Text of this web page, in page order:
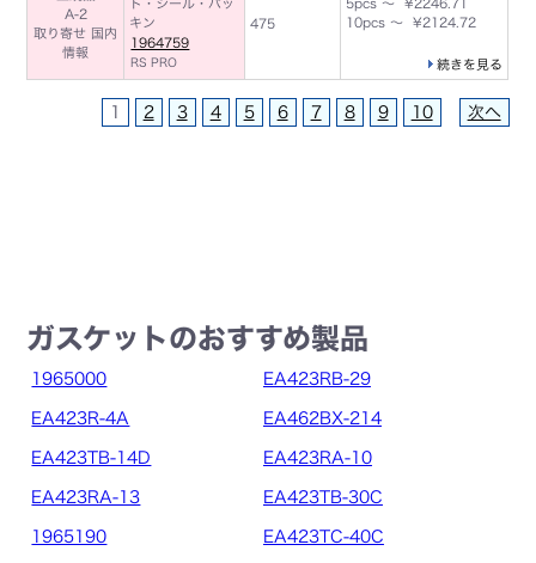
A-2
取り寄せ 国内
情報
ト・シール・パッ
キン
1964759
RS PRO
475
5pcs ～ ¥2246.71
10pcs ～ ¥2124.72
続きを見る
1 2 3 4 5 6 7 8 9 10 次へ
ガスケットのおすすめ製品
1965000 EA423RB-29
EA423R-4A EA462BX-214
EA423TB-14D EA423RA-10
EA423RA-13 EA423TB-30C
1965190 EA423TC-40C